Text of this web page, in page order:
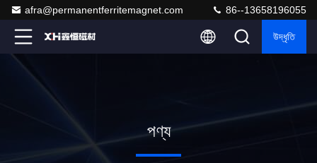
afra@permanentferritemagnet.com 86--13658196055
উদ্ধৃতি
পণ্য